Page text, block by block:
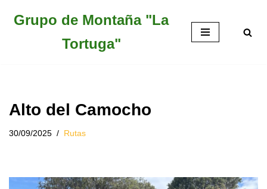
Grupo de Montaña "La
Tortuga"
Alto del Camocho
30/09/2025 Rutas